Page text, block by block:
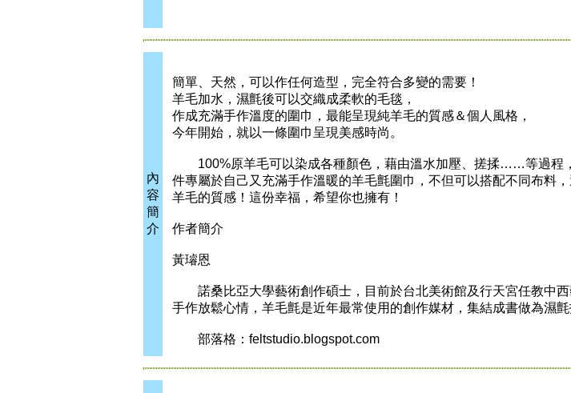
內
容
簡
介
簡單、天然，可以作任何造型，完全符合多變的需要！
羊毛加水，濕氈後可以交織成柔軟的毛毯，
作成充滿手作溫度的圍巾，最能呈現純羊毛的質感＆個人風格，
今年開始，就以一條圍巾呈現美感時尚。
100%原羊毛可以染成各種顏色，藉由溫水加壓、搓揉……等過程
件專屬於自己又充滿手作溫暖的羊毛氈圍巾，不但可以搭配不同布料
羊毛的質感！這份幸福，希望你也擁有！
作者簡介
黃璿恩
諾桑比亞大學藝術創作碩士，目前於台北美術館及行天宮任教中西
手作放鬆心情，羊毛氈是近年最常使用的創作媒材，集結成書做為濕氈
部落格：feltstudio.blogspot.com